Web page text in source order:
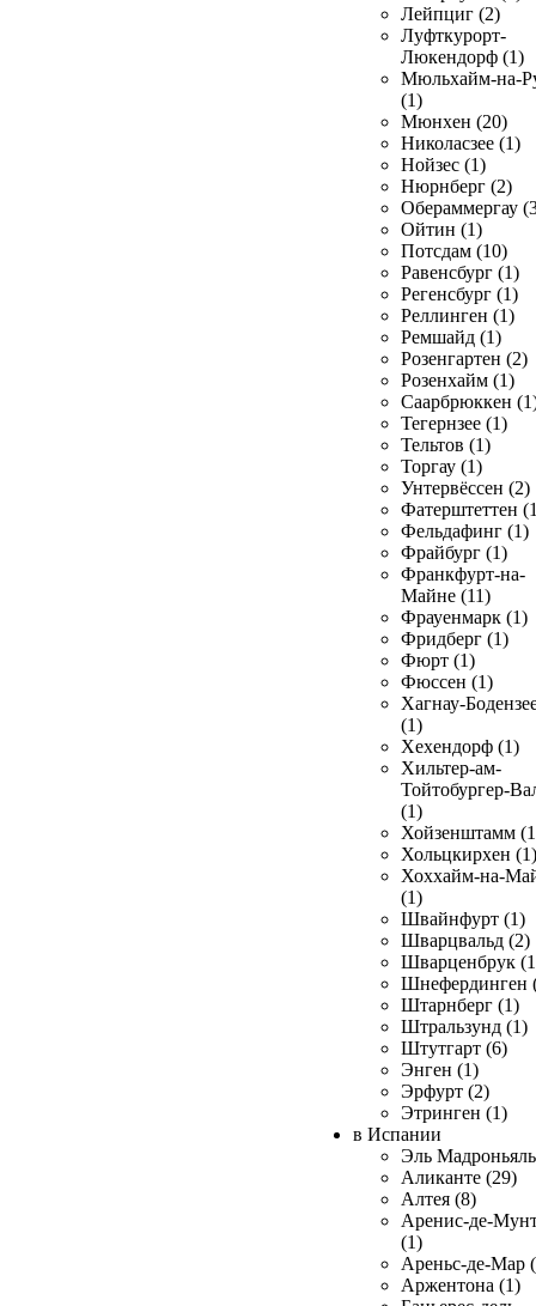
Лейпциг (2)
Луфткурорт-
Люкендорф (1)
Мюльхайм-на-
(1)
Мюнхен (20)
Николасзее (1)
Нойзес (1)
Нюрнберг (2)
Обераммергау
Ойтин (1)
Потсдам (10)
Равенсбург (1)
Регенсбург (1)
Реллинген (1)
Ремшайд (1)
Розенгартен (2)
Розенхайм (1)
Саарбрюккен
Тегернзее (1)
Тельтов (1)
Торгау (1)
Унтервёссен (2)
Фатерштеттен
Фельдафинг (1)
Фрайбург (1)
Франкфурт-на-
Майне (11)
Фрауенмарк (1)
Фридберг (1)
Фюрт (1)
Фюссен (1)
Хагнау-
(1)
Хехендорф (1)
Хильтер-ам-
Тойтобургер-
(1)
Хойзенштамм
Хольцкирхен (1)
Хоххайм-на-
(1)
Швайнфурт (1)
Шварцвальд (2)
Шварценбрук
Шнефердинген
Штарнберг (1)
Штральзунд (1)
Штутгарт (6)
Энген (1)
Эрфурт (2)
Этринген (1)
в Испании
Эль
Аликанте (29)
Алтея (8)
Аренис-де-
(1)
Ареньс-де-Мар
Аржентона (1)